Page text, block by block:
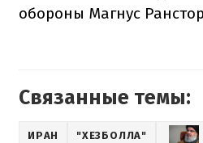
обороны Магнус
Связанные темы:
ИРАН "ХЕЗБОЛЛА"